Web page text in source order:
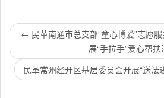
← 民革南通市总支部“童心博爱”志愿
展“手拉手”爱心帮扶
民革常州经开区基层委员会开展“送法